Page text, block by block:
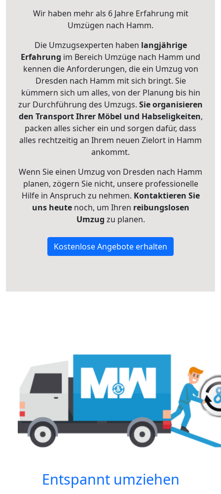
Wir haben mehr als 6 Jahre Erfahrung mit
Umzügen nach Hamm.
Die Umzugsexperten haben langjährige
Erfahrung im Bereich Umzüge nach Hamm und
kennen die Anforderungen, die ein Umzug von
Dresden nach Hamm mit sich bringt. Sie
kümmern sich um alles, von der Planung bis hin
zur Durchführung des Umzugs. Sie organisieren
den Transport Ihrer Möbel und Habseligkeiten,
packen alles sicher ein und sorgen dafür, dass
alles rechtzeitig an Ihrem neuen Zielort in Hamm
ankommt.
Wenn Sie einen Umzug von Dresden nach Hamm
planen, zögern Sie nicht, unsere professionelle
Hilfe in Anspruch zu nehmen. Kontaktieren Sie
uns heutenoch, um Ihren reibungslosen
Umzug zu planen.
Kostenlose Angebote erhalten
Entspannt umziehen